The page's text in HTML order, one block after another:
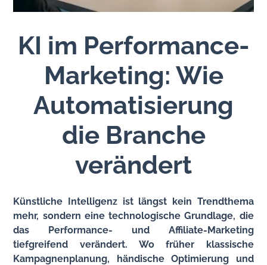
KI im Performance-
Marketing: Wie
Automatisierung
die Branche
verändert
Künstliche Intelligenz ist längst kein Trendthema
mehr, sondern eine technologische Grundlage, die
das Performance- und Affiliate-Marketing
tiefgreifend verändert. Wo früher klassische
Kampagnenplanung, händische Optimierung und